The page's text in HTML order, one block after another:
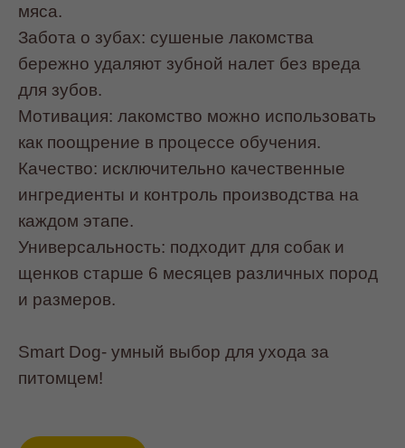
мяса.
Забота о зубах: сушеные лакомства
бережно удаляют зубной налет без вреда
для зубов.
Мотивация: лакомство можно использовать
как поощрение в процессе обучения.
Качество: исключительно качественные
ингредиенты и контроль производства на
каждом этапе.
Универсальность: подходит для собак и
щенков старше 6 месяцев различных пород
и размеров.
Smart Dog- умный выбор для ухода за
питомцем!